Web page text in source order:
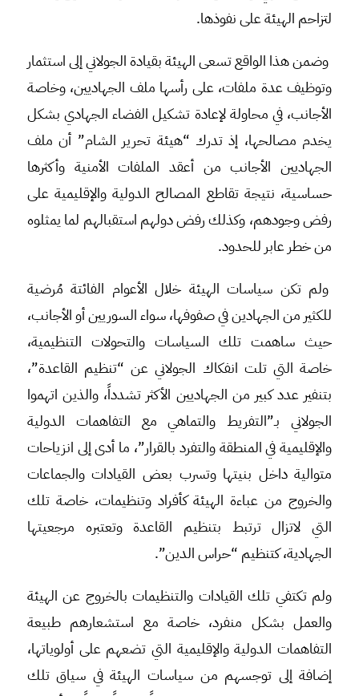
لتزاحم الهيئة على نفوذها.
وضمن هذا الواقع تسعى الهيئة بقيادة الجولاني إلى استثمار
وتوظيف عدة ملفات، على رأسها ملف الجهاديين، وخاصة
الأجانب، في محاولة لإعادة تشكيل الفضاء الجهادي بشكل
يخدم مصالحها، إذ تدرك “هيئة تحرير الشام” أن ملف
الجهاديين الأجانب من أعقد الملفات الأمنية وأكثرها
حساسية، نتيجة تقاطع المصالح الدولية والإقليمية على
رفض وجودهم، وكذلك رفض دولهم استقبالهم لما يمثلوه
من خطر عابر للحدود.
ولم تكن سياسات الهيئة خلال الأعوام الفائتة مُرضية
للكثير من الجهادين في صفوفها، سواء السوريين أو الأجانب،
حيث ساهمت تلك السياسات والتحولات التنظيمية،
خاصة التي تلت انفكاك الجولاني عن “تنظيم القاعدة”،
بتنفير عدد كبير من الجهاديين الأكثر تشدداً، والذين اتهموا
الجولاني بـ”التفريط والتماهي مع التفاهمات الدولية
والإقليمية في المنطقة والتفرد بالقرار”، ما أدى إلى انزياحات
متوالية داخل بنيتها وتسرب بعض القيادات والجماعات
والخروج من عباءة الهيئة كأفراد وتنظيمات، خاصة تلك
التي لاتزال ترتبط بتنظيم القاعدة وتعتبره مرجعيتها
الجهادية، كتنظيم “حراس الدين”.
ولم تكتفي تلك القيادات والتنظيمات بالخروج عن الهيئة
والعمل بشكل منفرد، خاصة مع استشعارهم طبيعة
التفاهمات الدولية والإقليمية التي تضعهم على أولوياتها،
إضافة إلى توجسهم من سياسات الهيئة في سياق تلك